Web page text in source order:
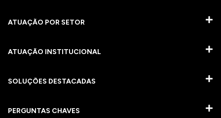
ATUAÇÃO POR SETOR
ATUAÇÃO INSTITUCIONAL
SOLUÇÕES DESTACADAS
PERGUNTAS CHAVES​